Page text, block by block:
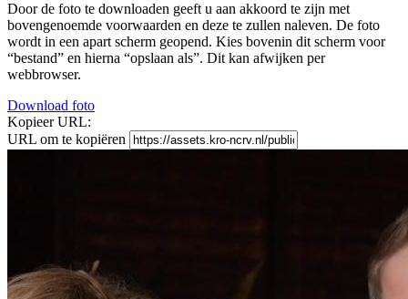
Door de foto te downloaden geeft u aan akkoord te zijn met
bovengenoemde voorwaarden en deze te zullen naleven. De foto
wordt in een apart scherm geopend. Kies bovenin dit scherm voor
“bestand” en hierna “opslaan als”. Dit kan afwijken per
webbrowser.
Download foto
Kopieer URL:
URL om te kopiëren